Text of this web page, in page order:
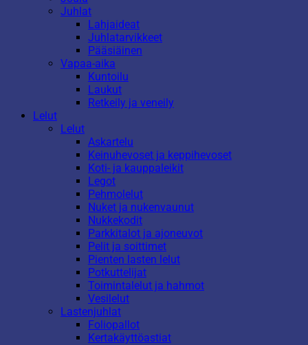
Juhlat
Lahjaideat
Juhlatarvikkeet
Pääsiäinen
Vapaa-aika
Kuntoilu
Laukut
Retkeily ja veneily
Lelut
Lelut
Askartelu
Keinuhevoset ja keppihevoset
Koti- ja kauppaleikit
Legot
Pehmolelut
Nuket ja nukenvaunut
Nukkekodit
Parkkitalot ja ajoneuvot
Pelit ja soittimet
Pienten lasten lelut
Potkuttelijat
Toimintalelut ja hahmot
Vesilelut
Lastenjuhlat
Foliopallot
Kertakäyttöastiat